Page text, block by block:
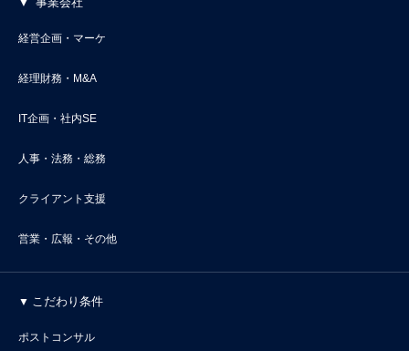
経営企画・マーケ
経理財務・M&A
IT企画・社内SE
人事・法務・総務
クライアント支援
営業・広報・その他
こだわり条件
ポストコンサル